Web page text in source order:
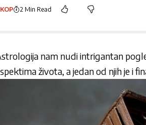
2 Min Read
nam nudi intrigantan
života, a jedan od njih je i